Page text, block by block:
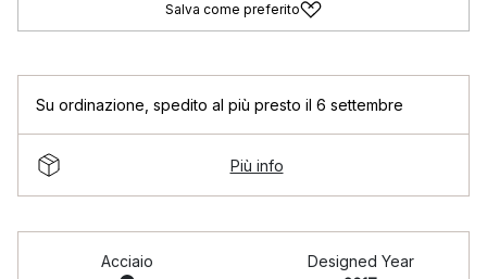
Salva come preferito
Su ordinazione spedito al più presto il 6 settembre
Più info
Acciaio
Designed Year